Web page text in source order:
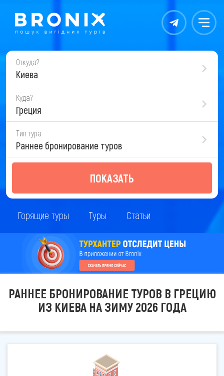
Контакты Меню
Откуда?
Киева
Куда?
Греция
Тип тура
Раннее бронирование туров
ПОКАЗАТЬ
Горящие туры Туры Статьи
РАННЕЕ БРОНИРОВАНИЕ ТУРОВ В ГРЕЦИЮ
ИЗ КИЕВА НА ЗИМУ 2026 ГОДА